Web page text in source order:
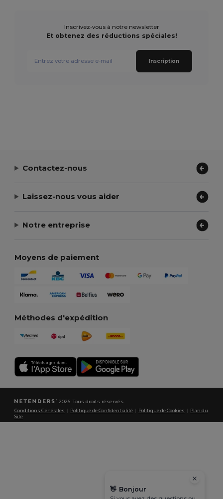
Inscrivez-vous à notre newsletter
Et obtenez des réductions spéciales!
Inscription
Contactez-nous
Laissez-nous vous aider
Notre entreprise
Moyens de paiement
Méthodes d'expédition
2026. Tous droits réservés
Conditions Générales Politique de Confidentialité Politique de Cookies
Plan du
Site
👋 Bonjour